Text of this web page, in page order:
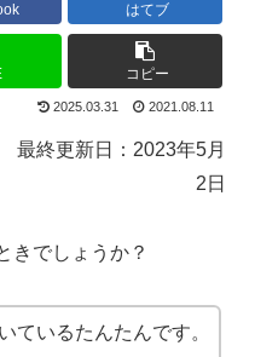
はてブ
コピー
2025.03.31 2021.08.11
終更新日：2023年5月
2日
きでしょうか？
ているたんたんです。